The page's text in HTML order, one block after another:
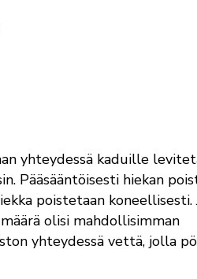
yhteydessä kaduille
Pääsääntöisesti hiekan
poistetaan koneellisesti.
olisi mahdollisimman
yhteydessä vettä, jolla